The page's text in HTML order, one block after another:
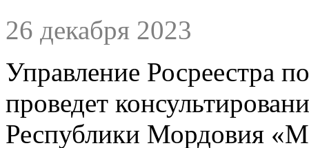
26 декабря 2023
Управление Росреестра
проведет
Республики Мордовия